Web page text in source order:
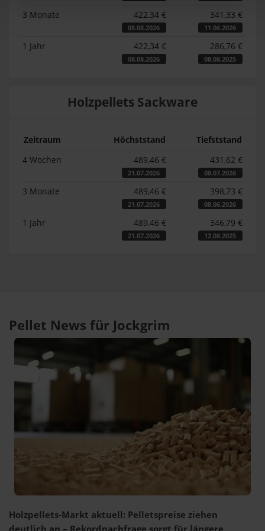
3 Monate 422,34 €
08.08.2026
341,33 €
11.06.2026
1 Jahr 422,34 €
08.08.2026
286,76 €
08.08.2025
Holzpellets Sackware
Zeitraum Höchststand
Tiefststand
4 Wochen
489,46 €
21.07.2026
431,62 €
08.07.2026
3 Monate 489,46 €
21.07.2026
398,73 €
08.06.2026
1 Jahr 489,46 €
21.07.2026
346,79 €
12.08.2025
Pellet News für Jockgrim
Holzpellets-Markt aktuell: Pelletspreise ziehen